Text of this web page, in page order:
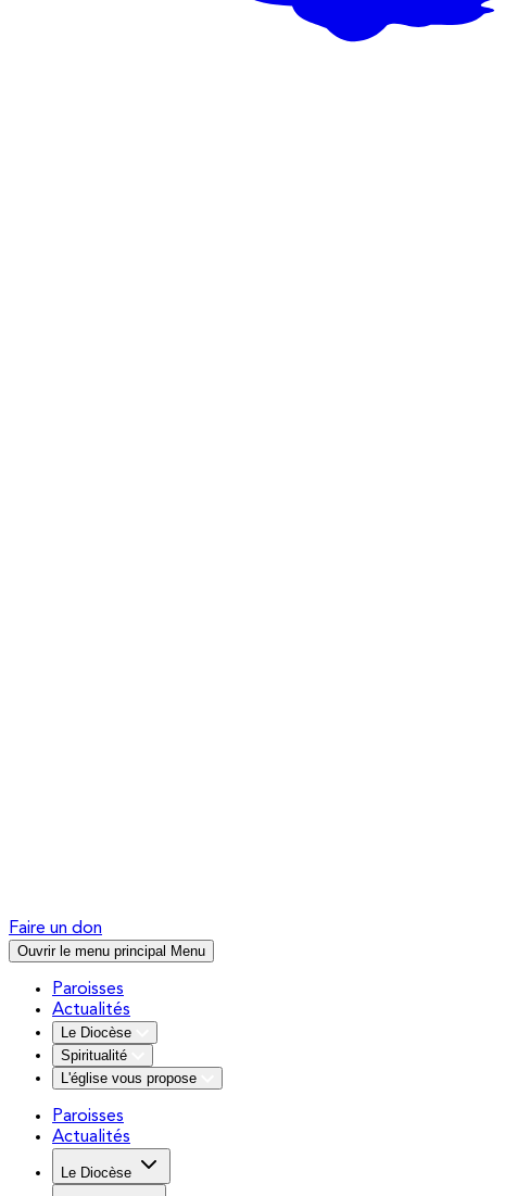
Faire un don
Ouvrir le menu principal Menu
Paroisses
Actualités
Le Diocèse
Spiritualité
L'église vous propose
Paroisses
Actualités
Le Diocèse